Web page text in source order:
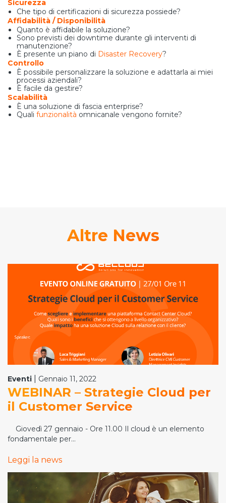
Sicurezza
Che tipo di certificazioni di sicurezza possiede?
Affidabilità / Disponibilità
Quanto è affidabile la soluzione?
Sono previsti dei downtime durante gli interventi di
manutenzione?
È presente un piano di Disaster Recovery?
Controllo
È possibile personalizzare la soluzione e adattarla ai miei
processi aziendali?
È facile da gestire?
Scalabilità
È una soluzione di fascia enterprise?
Quali funzionalità omnicanale vengono fornite?
Altre News
Eventi Gennaio 11, 2022
WEBINAR – Strategie Cloud per
il Customer Service
Giovedì 27 gennaio - Ore 11.00 Il cloud è un elemento
fondamentale per...
Leggi la news